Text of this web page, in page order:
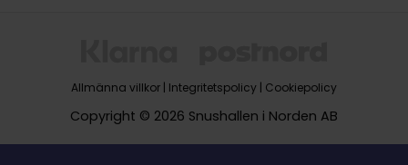
Allmänna villkor | Integritetspolicy | Cookiepolicy
Copyright © 2026 Snushallen i Norden AB